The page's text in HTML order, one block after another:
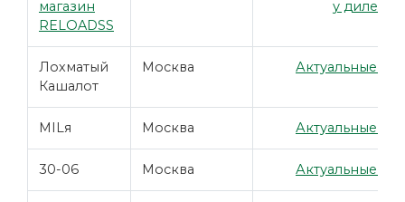
магазин
RELOADSS
у дилера
Лохматый
Кашалот
Москва Актуальные
MILя Москва Актуальные
30-06 Москва Актуальные